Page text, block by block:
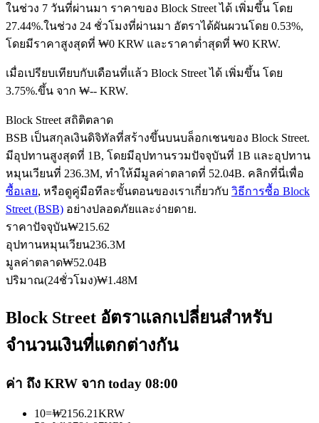
ฟิวเจอร์ส USDC
คัดลอกการซื้อขาย
เข้าร่วมกับเทรดเดอร์ชั้นนำ
เป็นเทรดเดอร์คัดลอก
เพลิดเพลินกับการแบ่งปันผลกำไรและค่าคอมมิชชั่นการคัด
ในช่วง 7 วันที่ผ่านมา ราคาของ Block Street ได้ เพิ่มขึ้น โดย
27.44%.ในช่วง 24 ชั่วโมงที่ผ่านมา อัตราได้ผันผวนโดย 0.53%,
โดยมีราคาสูงสุดที่ ₩0 KRW และราคาต่ำสุดที่ ₩0 KRW.
เมื่อเปรียบเทียบกับเดือนที่แล้ว Block Street ได้ เพิ่มขึ้น โดย
3.75%.ขึ้น จาก ₩-- KRW.
Block Street สถิติตลาด
BSB เป็นสกุลเงินดิจิทัลที่สร้างขึ้นบนบล็อกเชนของ Block Street.
มีอุปทานสูงสุดที่ 1B, โดยมีอุปทานรวมปัจจุบันที่ 1B และอุปทาน
หมุนเวียนที่ 236.3M, ทำให้มีมูลค่าตลาดที่ 52.04B. คลิกที่นี่เพื่อ
ซื้อเลย, หรือดูคู่มือทีละขั้นตอนของเราเกี่ยวกับ วิธีการซื้อ Block
Street (BSB) อย่างปลอดภัยและง่ายดาย.
ราคาปัจจุบัน₩215.62
อุปทานหมุนเวียน236.3M
มูลค่าตลาด₩52.04B
ปริมาณ(24ชั่วโมง)₩1.48M
Block Street อัตราแลกเปลี่ยนสำหรับ
จำนวนเงินที่แตกต่างกัน
ค่า ถึง KRW จาก today 08:00
10=₩2156.21KRW